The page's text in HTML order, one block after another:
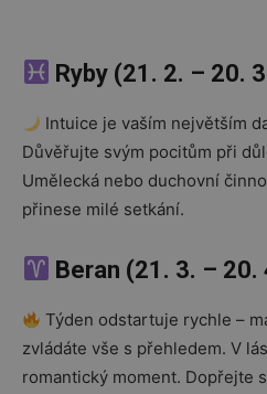
Ryby (21. 2. – 20.
Intuice je vaším největším
Důvěřujte svým pocitům při
Umělecká nebo duchovní
přinese milé setkání.
Beran (21. 3. – 20.
Týden odstartuje rychle –
zvládáte vše s přehledem. V
romantický moment. Dopřejte